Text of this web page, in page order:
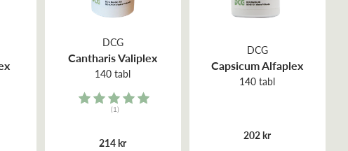
DCG
Cantharis Valiplex
140 tabl
Rating:
(1)
214 kr
DCG
Capsicum Alfaplex
140 tabl
202 kr